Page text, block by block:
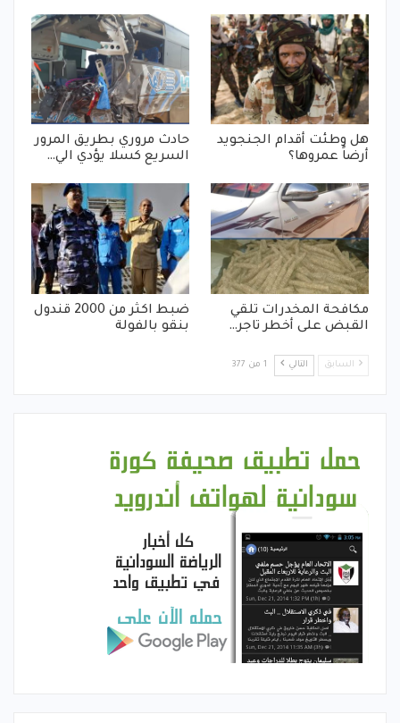
هل وطئت أقدام الجنجويد
أرضاً عمروها؟
حادث مروري بطريق المرور
السريع كسلا يؤدي الي…
مكافحة المخدرات تلقي
القبض على أخطر تاجر…
ضبط اكثر من 2000 قندول
بنقو بالفولة
السابق التالي 1 من 377